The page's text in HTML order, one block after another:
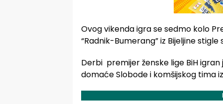
Ovog vikenda igra se sedmo kolo
“Radnik-Bumerang” iz Bijeljine
Derbi premijer ženske lige BiH
domaće Slobode i komšijskog tima